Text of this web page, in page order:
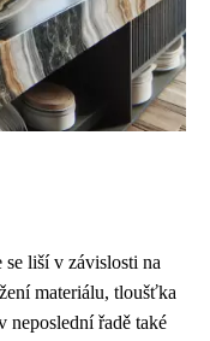
se liší v závislosti na
materiálu, tloušťka
neposlední řadě také